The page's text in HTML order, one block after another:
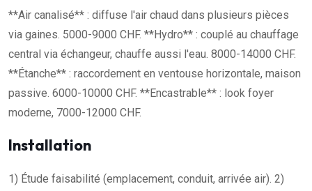
**Air canalisé** : diffuse l'air chaud dans plusieurs pièces
via gaines. 5000-9000 CHF. **Hydro** : couplé au chauffage
central via échangeur, chauffe aussi l'eau. 8000-14000 CHF.
**Étanche** : raccordement en ventouse horizontale, maison
passive. 6000-10000 CHF. **Encastrable** : look foyer
moderne, 7000-12000 CHF.
Installation
1) Étude faisabilité (emplacement, conduit, arrivée air). 2)